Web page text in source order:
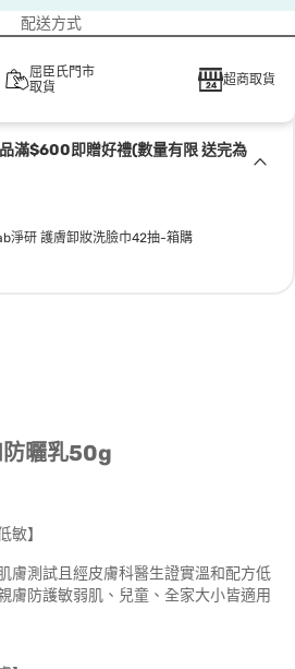
配送方式
屈臣氏門市
取貨
超商取貨
滿$600即贈好禮(數量有限 送完為
淨研 護膚卸妝洗臉巾42抽-箱購
防曬乳50g
敏】
膚測試且經皮膚科醫生證實溫和配方低
膚防護敏弱肌、兒童、全家大小皆適用